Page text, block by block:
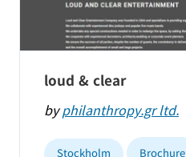
loud & clear
byphilanthropy.gr ltd.
Stockholm Brochure